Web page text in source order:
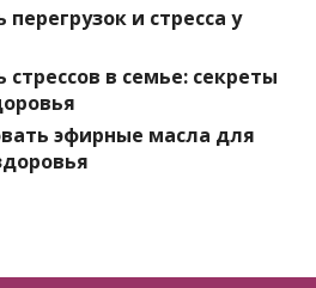
и стресса у
в семье: секреты
эфирные масла для